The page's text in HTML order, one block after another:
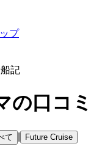
プ
記
の口コミ
て Future Cruise